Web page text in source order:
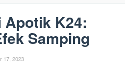
Apotik K24:
Samping
17, 2023